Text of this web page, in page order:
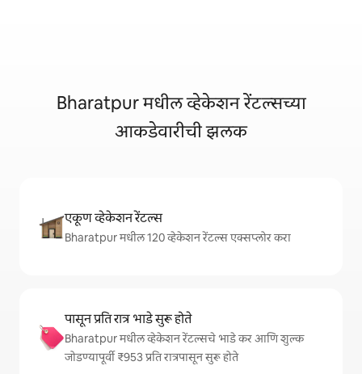
Bharatpur मधील व्हेकेशन रेंटल्सच्या
आकडेवारीची झलक
एकूण व्हेकेशन रेंटल्स
Bharatpur मधील 120 व्हेकेशन रेंटल्स एक्सप्लोर करा
पासून प्रति रात्र भाडे सुरू होते
Bharatpur मधील व्हेकेशन रेंटल्सचे भाडे कर आणि शुल्क
जोडण्यापूर्वी ₹953 प्रति रात्रपासून सुरू होते